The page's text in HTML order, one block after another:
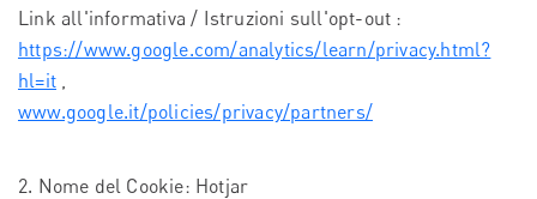
Link all'informativa / Istruzioni sull'opt-out :
https://www.google.com/analytics/learn/privacy.html?
hl=it ,
www.google.it/policies/privacy/partners/
2. Nome del Cookie: Hotjar